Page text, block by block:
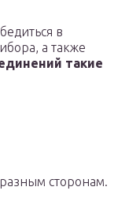
в
а также
такие
сторонам.